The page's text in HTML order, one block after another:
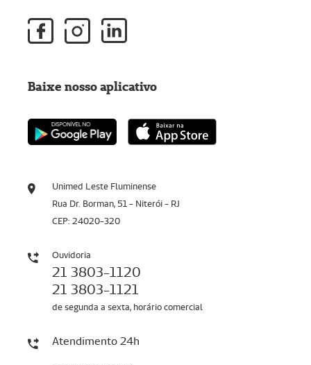
Unimed Leste Fluminense
Rua Dr. Borman, 51 - Niterói - RJ
CEP: 24020-320
Ouvidoria
21 3803-1120
21 3803-1121
de segunda a sexta, horário comercial
Atendimento 24h
Baixe nosso aplicativo